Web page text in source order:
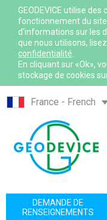
GEODEVICE utilise des
fonctionnement du
d'informations sur les
que nous utilisons,
confidentialité
En cliquant sur «Ok»,
stockage de cookies
France - French
France - English
International -
Canada - English
Canada - French
Mexico - Spanish
USA - English
DEMANDE DE
RENSEIGNEMENTS